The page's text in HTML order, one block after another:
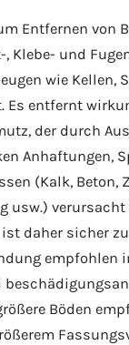
Entfernen von
, Klebe- und
wie Kellen,
Es entfernt
der durch
Anhaftungen,
(Kalk, Beton,
usw.)
daher sicher
empfohlen
Böden